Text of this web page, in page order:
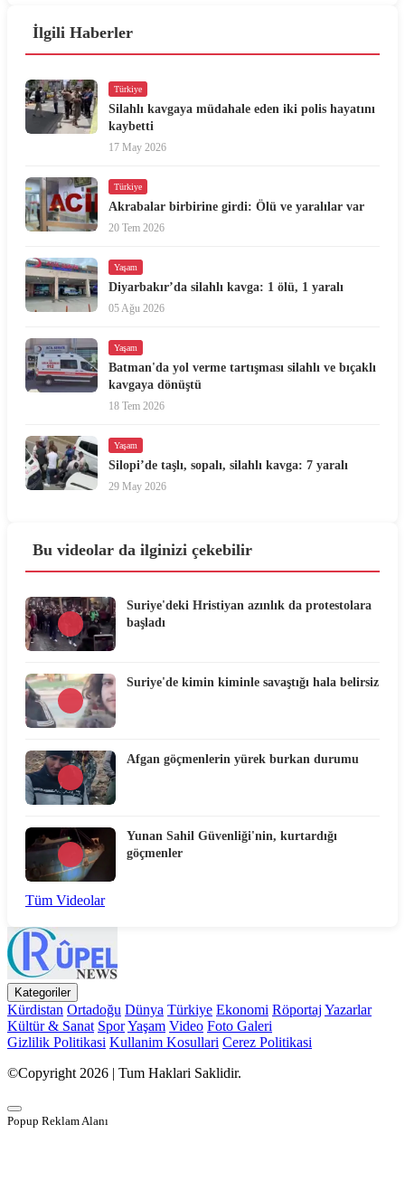
İlgili Haberler
Türkiye
Silahlı kavgaya müdahale eden iki polis hayatını
kaybetti
17 May 2026
Türkiye
Akrabalar birbirine girdi: Ölü ve yaralılar var
20 Tem 2026
Yaşam
Diyarbakır’da silahlı kavga: 1 ölü, 1 yaralı
05 Ağu 2026
Yaşam
Batman'da yol verme tartışması silahlı ve bıçaklı
kavgaya dönüştü
18 Tem 2026
Yaşam
Silopi’de taşlı, sopalı, silahlı kavga: 7 yaralı
29 May 2026
Bu videolar da ilginizi çekebilir
Suriye'deki Hristiyan azınlık da protestolara
başladı
Suriye'de kimin kiminle savaştığı hala belirsiz
Afgan göçmenlerin yürek burkan durumu
Yunan Sahil Güvenliği'nin, kurtardığı
göçmenler
Tüm Videolar
Kategoriler
Kürdistan Ortadoğu Dünya Türkiye Ekonomi Röportaj Yazarlar
Kültür & Sanat SporYaşam Video Foto Galeri
Gizlilik Politikasi Kullanim Kosullari Cerez Politikasi
©Copyright 2026 | Tum Haklari Saklidir.
Popup Reklam Alanı